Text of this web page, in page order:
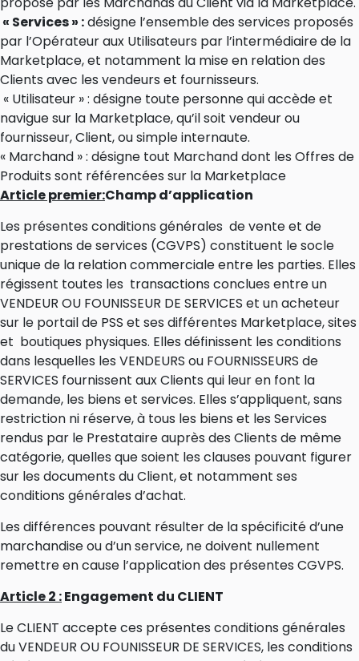
« Services » :désigne l’ensemble des services proposés
par l’Opérateur aux Utilisateurs par l’intermédiaire de la
Marketplace, et notamment la mise en relation des
Clients avec les vendeurs et fournisseurs.
« Utilisateur » : désigne toute personne qui accède et
navigue sur la Marketplace, qu’il soit vendeur ou
fournisseur, Client, ou simple internaute.
« Marchand » : désigne tout Marchand dont les Offres de
Produits sont référencées sur la Marketplace
Article premier:Champ d’application
Les présentes conditions générales de vente et de
prestations de services (CGVPS) constituent le socle
unique de la relation commerciale entre les parties. Elles
régissent toutes les transactions conclues entre un
VENDEUR OU FOUNISSEUR DE SERVICES et un acheteur
sur le portail de PSS et ses différentes Marketplace, sites
et boutiques physiques. Elles définissent les conditions
dans lesquelles les VENDEURS ou FOURNISSEURS de
SERVICES fournissent aux Clients qui leur en font la
demande, les biens et services. Elles s’appliquent, sans
restriction ni réserve, à tous les biens et les Services
rendus par le Prestataire auprès des Clients de même
catégorie, quelles que soient les clauses pouvant figurer
sur les documents du Client, et notamment ses
conditions générales d’achat.
Les différences pouvant résulter de la spécificité d’une
marchandise ou d’un service, ne doivent nullement
remettre en cause l’application des présentes CGVPS.
Article 2 :Engagement du CLIENT
Le CLIENT accepte ces présentes conditions générales
du VENDEUR OU FOUNISSEUR DE SERVICES, les conditions